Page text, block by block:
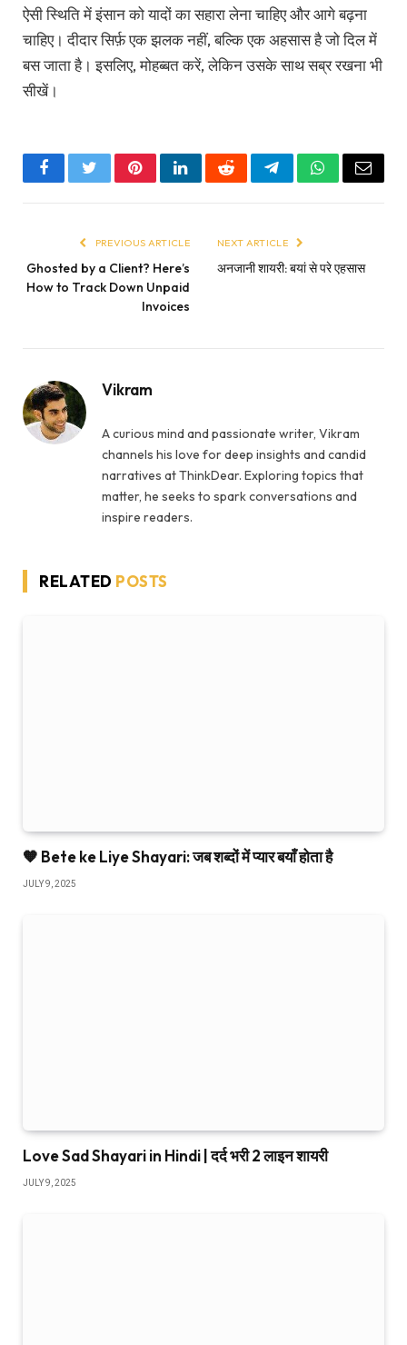
ऐसी स्थिति में इंसान को यादों का सहारा लेना चाहिए और आगे बढ़ना
चाहिए। दीदार सिर्फ़ एक झलक नहीं, बल्कि एक अहसास है जो दिल में
बस जाता है। इसलिए, मोहब्बत करें, लेकिन उसके साथ सब्र रखना भी
सीखें।
FacebookTwitterPinterestLinkedInRedditTelegramWhatsApp
Email
PREVIOUS ARTICLE
Ghosted by a Client? Here’s
How to Track Down Unpaid
Invoices
NEXT ARTICLE
अनजानी शायरी: बयां से परे एहसास
Vikram
A curious mind and passionate writer, Vikram
channels his love for deep insights and candid
narratives at ThinkDear. Exploring topics that
matter, he seeks to spark conversations and
inspire readers.
RELATED POSTS
🧡 Bete ke Liye Shayari: जब शब्दों में प्यार बयाँ होता है
JULY 9, 2025
Love Sad Shayari in Hindi | दर्द भरी 2 लाइन शायरी
JULY 9, 2025